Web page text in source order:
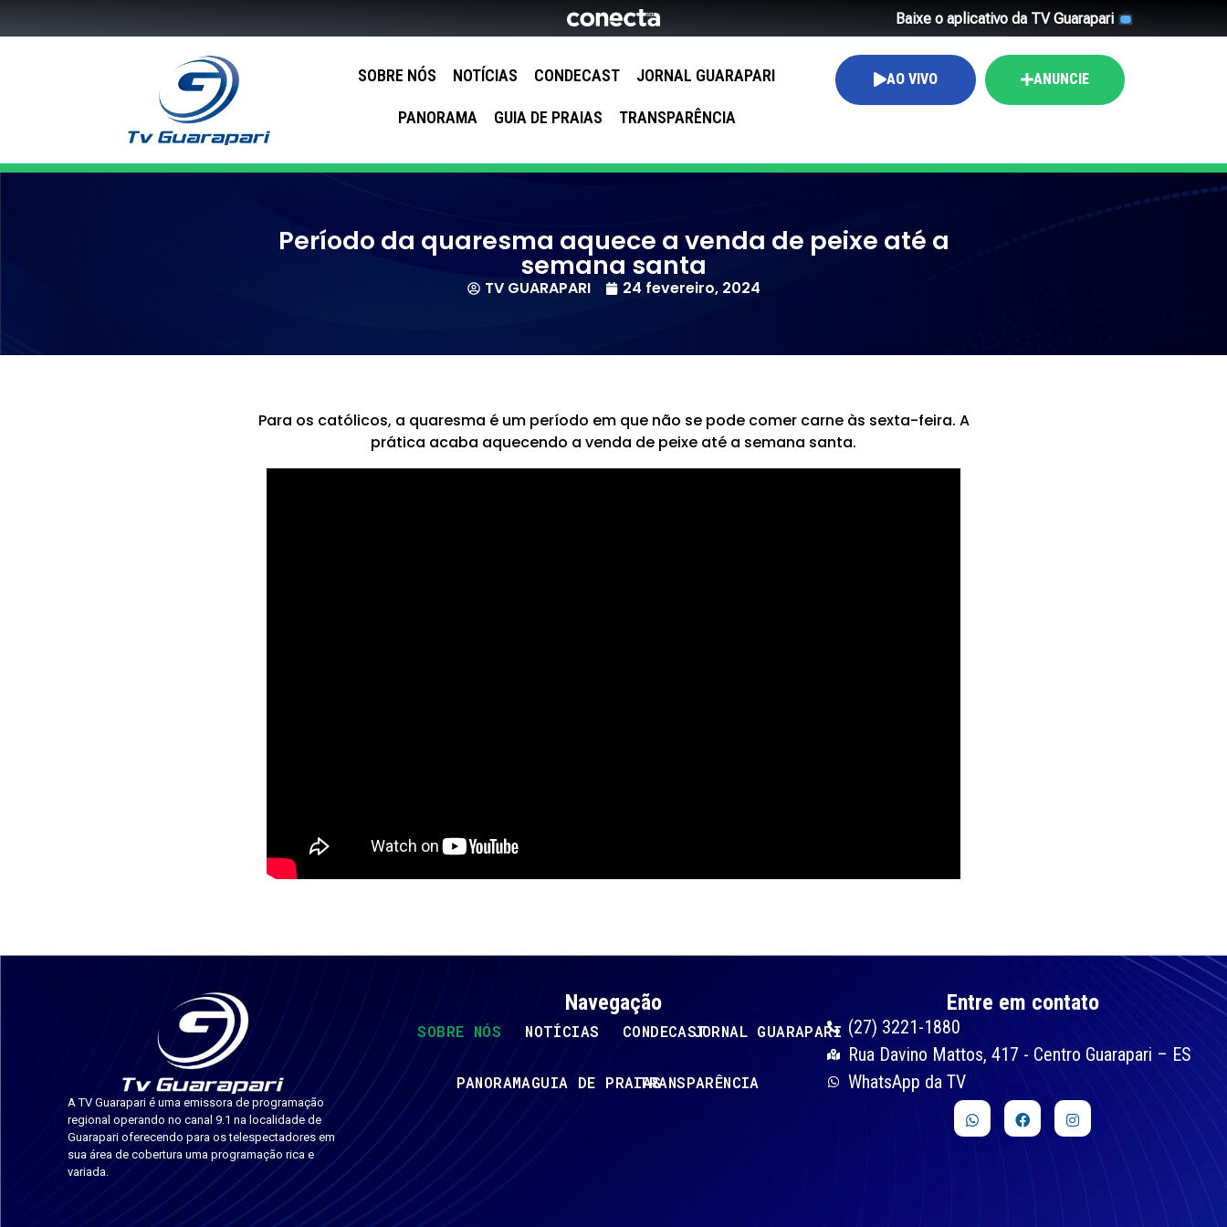
Baixe o aplicativo da TV Guarapari
SOBRE NÓS NOTÍCIAS CONDECAST JORNAL GUARAPARI
PANORAMA GUIA DE PRAIAS TRANSPARÊNCIA
AO VIVO ANUNCIE
Período da quaresma aquece a venda de peixe até a
semana santa
TV GUARAPARI 24 fevereiro, 2024
Para os católicos, a quaresma é um período em que não se pode comer carne às sexta-feira. A
prática acaba aquecendo a venda de peixe até a semana santa.
A TV Guarapari é uma emissora de programação
regional operando no canal 9.1 na localidade de
Guarapari oferecendo para os telespectadores em
sua área de cobertura uma programação rica e
variada.
Navegação
SOBRE NÓS NOTÍCIAS CONDECASTJORNAL GUARAPARI
PANORAMAGUIA DE PRAIASTRANSPARÊNCIA
Entre em contato
(27) 3221-1880
Rua Davino Mattos, 417 - Centro Guarapari – ES
WhatsApp da TV